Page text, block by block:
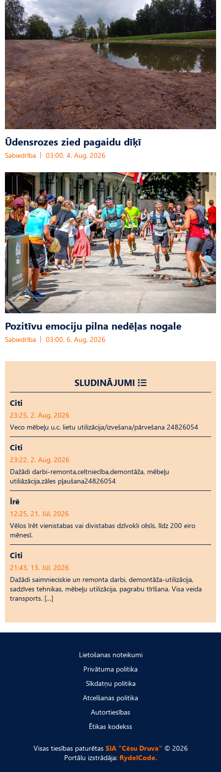
Ūdensrozes zied pagaidu dīķī
Sabiedrība 03:00, 4. Aug, 2026
Pozitīvu emociju pilna nedēļas nogale
Sabiedrība 03:00, 6. Aug, 2026
SLUDINĀJUMI
Citi
23:25, 2. Aug, 2026
Veco mēbeļu u.c. lietu utilizācija/izvešana/pārvešana 24826054
Citi
23:22, 2. Aug, 2026
Dažādi darbi-remonta,celtniecība,demontāža, mēbeļu
utiliāzācija,zāles pļaušana24826054
Īrē
12:25, 21. Jūl, 2026
Vēlos īrēt vienistabas vai divistabas dzīvokli cēsīs, līdz 200 eiro
mēnesī.
Citi
21:43, 13. Jūl, 2026
Dažādi saimnieciskie un remonta darbi, demontāža-utilizācija,
sadzīves tehnikas, mēbeļu utilizācija, pagrabu tīrīšana. Visa veida
transports. […]
Lietošanas noteikumi
Privātuma politika
Sīkdatņu politika
Atcelšanas politika
Autortiesības
Ētikas kodekss
Visas tiesības paturētas SIA "Cēsu Druva" © 2026
Portālu izstrādāja: RydelCode.